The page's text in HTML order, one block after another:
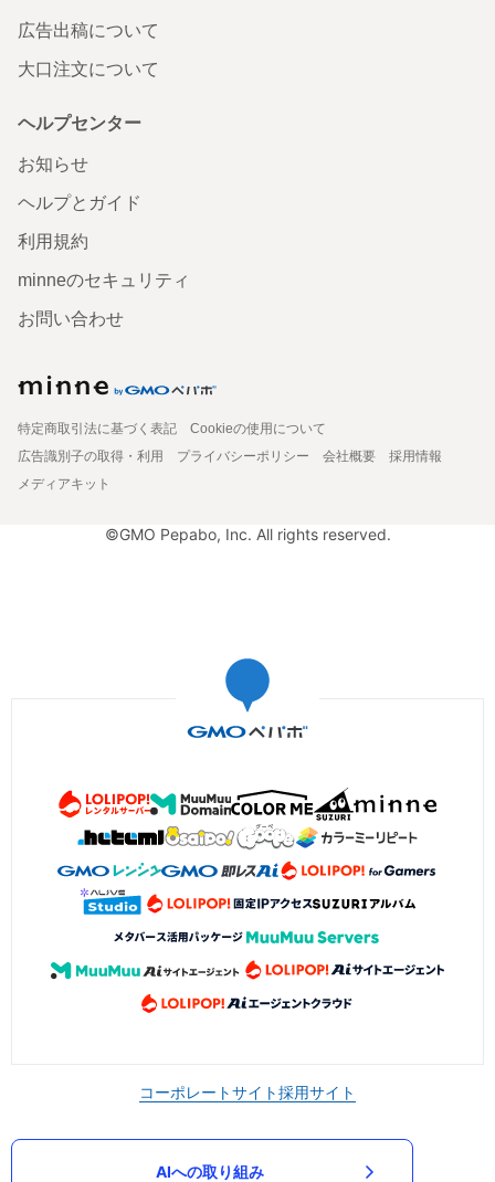
広告出稿について
大口注文について
ヘルプセンター
お知らせ
ヘルプとガイド
利用規約
minneのセキュリティ
お問い合わせ
特定商取引法に基づく表記
Cookieの使用について
広告識別子の取得・利用
プライバシーポリシー 会社概要
採用情報
メディアキット
©GMO Pepabo, Inc. All rights reserved.
コーポレートサイト採用サイト
AIへの取り組み